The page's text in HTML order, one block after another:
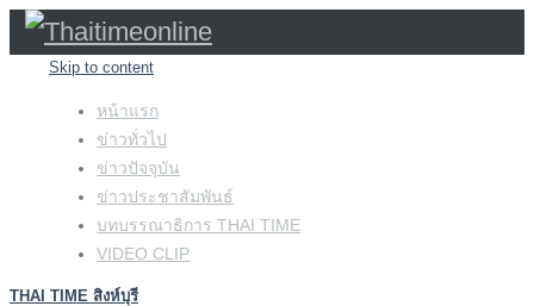
Skip to content
หน้าแรก
ข่าวทั่วไป
ข่าวปัจจุบัน
ข่าวประชาสัมพันธ์
บทบรรณาธิการ THAI TIME
VIDEO CLIP
THAI TIME สิงห์บุรี